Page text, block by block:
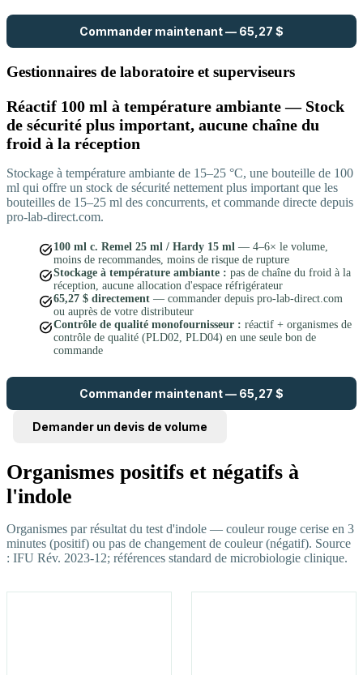
Commander maintenant — 65,27 $
Gestionnaires de laboratoire et superviseurs
Réactif 100 ml à température ambiante — Stock
de sécurité plus important, aucune chaîne du
froid à la réception
Stockage à température ambiante de 15–25 °C, une bouteille de 100
ml qui offre un stock de sécurité nettement plus important que les
bouteilles de 15–25 ml des concurrents, et commande directe depuis
pro-lab-direct.com.
task_alt 100 ml c. Remel 25 ml / Hardy 15 ml — 4–6× le volume,
moins de recommandes, moins de risque de rupture
task_altStockage à température ambiante : pas de chaîne du froid à la
réception, aucune allocation d'espace réfrigérateur
task_alt65,27 $ directement — commander depuis pro-lab-direct.com
ou auprès de votre distributeur
task_altContrôle de qualité monofournisseur : réactif + organismes de
contrôle de qualité (PLD02, PLD04) en une seule bon de
commande
Commander maintenant — 65,27 $
Demander un devis de volume
Organismes positifs et négatifs à
l'indole
Organismes par résultat du test d'indole — couleur rouge cerise en 3
minutes (positif) ou pas de changement de couleur (négatif). Source
: IFU Rév. 2023-12; références standard de microbiologie clinique.